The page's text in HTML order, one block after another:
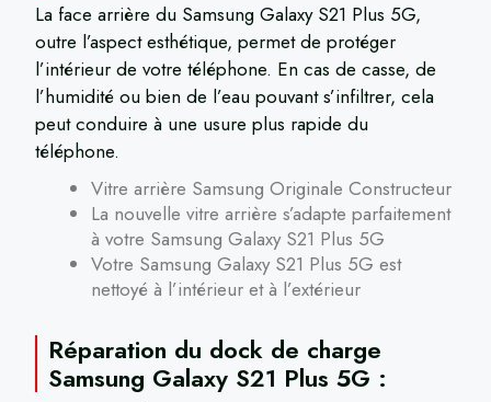
La face arrière du Samsung Galaxy S21 Plus 5G,
outre l’aspect esthétique, permet de protéger
l’intérieur de votre téléphone. En cas de casse, de
l’humidité ou bien de l’eau pouvant s’infiltrer, cela
peut conduire à une usure plus rapide du
téléphone.
Vitre arrière Samsung Originale Constructeur
La nouvelle vitre arrière s’adapte parfaitement
à votre Samsung Galaxy S21 Plus 5G
Votre Samsung Galaxy S21 Plus 5G est
nettoyé à l’intérieur et à l’extérieur
Réparation du dock de charge
Samsung Galaxy S21 Plus 5G :